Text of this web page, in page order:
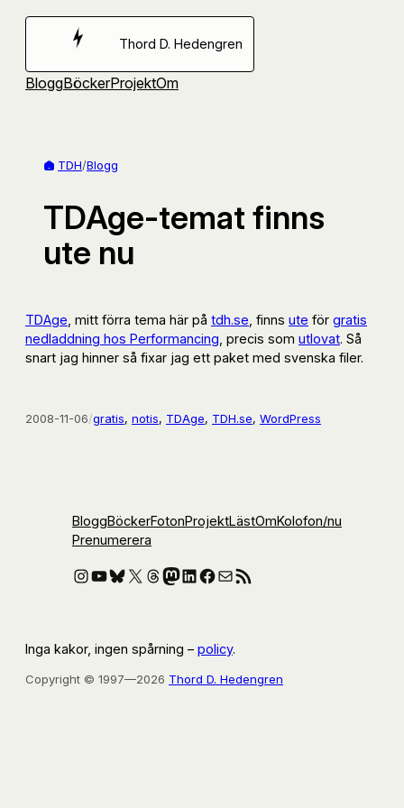
Hoppa
Thord D. Hedengren
BloggBöckerProjektOm
TDH/Blogg
TDAge-temat finns
ute nu
TDAge , mitt förra tema här på tdh.se , finns ute för gratis
nedladdning hos Performancing , precis som utlovat. Så
snart jag hinner så fixar jag ett paket med svenska filer.
2008-11-06/gratis, notis, TDAge, TDH.se, WordPress
BloggBöckerFotonProjektLästOmKolofon/nu
Prenumerera
Instagram
YouTube
Bluesky
X Threads
Mastodon
LinkedIn
Facebook
E-postRSS-flöde
Inga kakor, ingen spårning – policy.
Copyright © 1997—2026 Thord D. Hedengren